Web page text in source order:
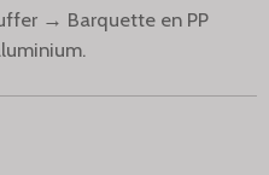
→ Barquette en PP